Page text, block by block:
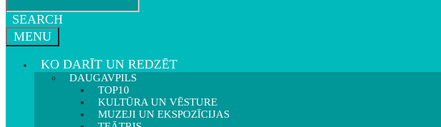
SEARCH
MENU
KO DARĪT UN REDZĒT
DAUGAVPILS
TOP10
KULTŪRA UN VĒSTURE
MUZEJI UN EKSPOZĪCIJAS